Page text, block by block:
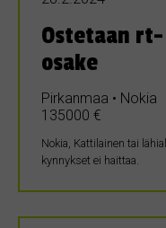
Ostetaan
osake
Pirkanmaa • Nokia
135000 €
Nokia, Kattilainen tai
kynnykset ei haittaa.